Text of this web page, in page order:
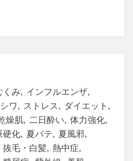
くみ
インフルエンザ
ワ ストレス
ダイエット
燥肌 二日酔い
体力強化
硬化 夏バテ
夏風邪
抜毛・白髪 熱中症